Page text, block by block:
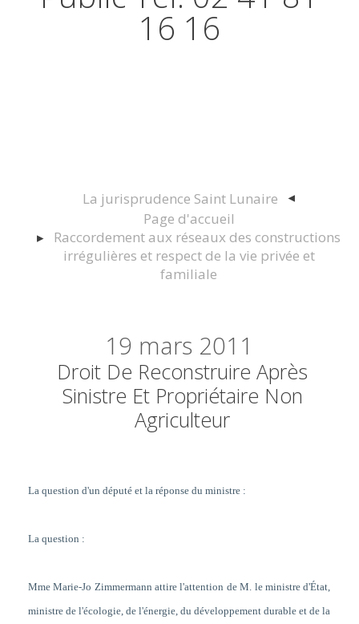
16 16
La jurisprudence Saint Lunaire
Page d'accueil
Raccordement aux réseaux des constructions
irrégulières et respect de la vie privée et
familiale
19 mars 2011
Droit De Reconstruire Après
Sinistre Et Propriétaire Non
Agriculteur
La question d'un député et la réponse du ministre :
La question :
Mme Marie-Jo Zimmermann attire l'attention de M. le ministre d'État,
ministre de l'écologie, de l'énergie, du développement durable et de la